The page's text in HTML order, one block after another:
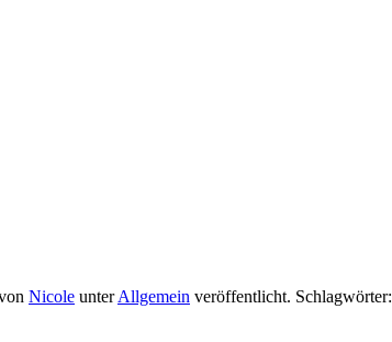
Nicole unterAllgemein veröffentlicht. Schlagwörter: